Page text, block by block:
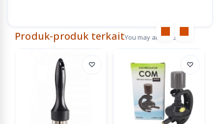
Produk-produk terkaitYou may also like
♡ ♡